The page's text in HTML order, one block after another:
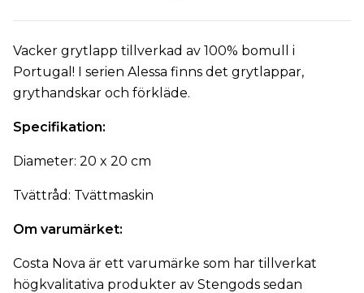
Vacker grytlapp tillverkad av 100% bomull i
Portugal! I serien Alessa finns det grytlappar,
grythandskar och förkläde.
Specifikation:
Diameter: 20 x 20 cm
Tvättråd: Tvättmaskin
Om varumärket:
Costa Nova är ett varumärke som har tillverkat
högkvalitativa produkter av Stengods sedan